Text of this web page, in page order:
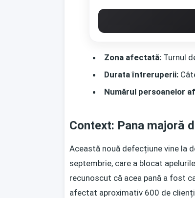
Zona afectată: Turnul
Durata întreruperii:
Numărul persoanelor
Context: Pana majoră
Această nouă defecțiune vine la
septembrie, care a blocat
recunoscut că acea pană a fost
afectat aproximativ 600 de